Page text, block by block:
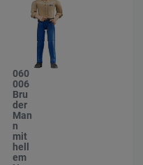
060
006
Bru
der
Man
n
mit
hell
em